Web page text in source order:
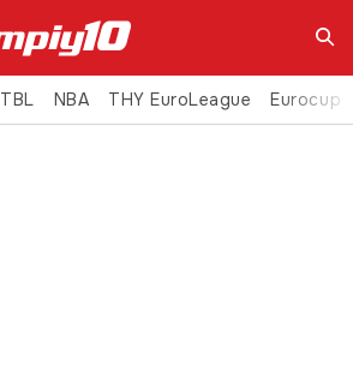
Ara
TBL NBA THY EuroLeague Eurocup